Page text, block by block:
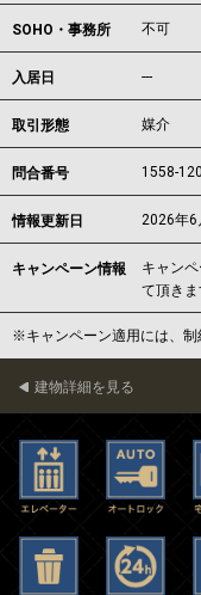
SOHO・事務所 不可
入居日 ---
取引形態 媒介
問合番号 1558-
情報更新日 2026年6
キャンペーン情報
キャン
て頂き
※キャンペーン適用には、制
建物詳細を見る